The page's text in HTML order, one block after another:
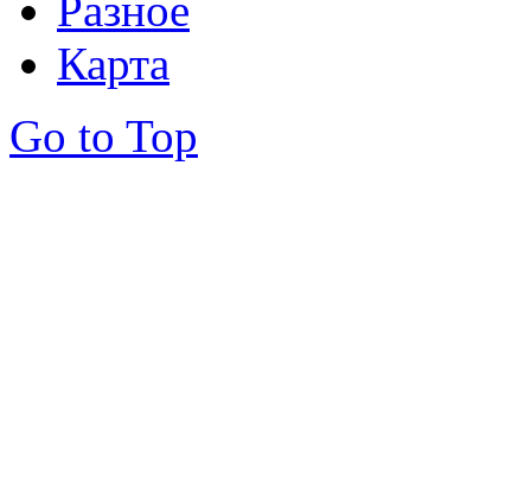
Разное
Карта
Go to Top